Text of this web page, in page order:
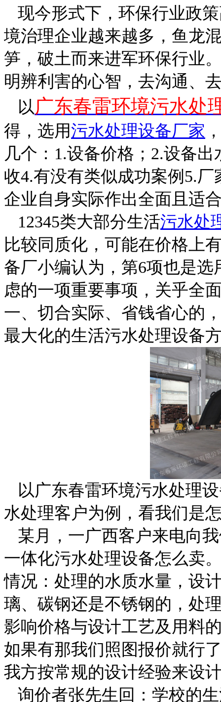
现今形式下，环保行业政
境治理企业越来越多，鱼龙
笋，破土而来进军环保行业
明辨利害的心智，去沟通、
以广东春雷环境污水处
得，选用污水处理设备厂家
几个： 1.设备价格； 2.设备出
收4.有没有类似成功案例 5.厂
企业自身实际作出全面且适
12345类大部分生活污水处
比较同质化，可能在价格上
备厂小编认为，第6项也是选
虑的一项重要事项，关乎全
一、切合实际、省钱省心的
最大化的生活污水处理设备
以广东春雷环境污水处理
水处理客户为例，看我们是
某月，一广西客户来电向
一体化污水处理设备怎么卖
情况：处理的水质水量，设
璃、碳钢还是不锈钢的，处
影响价格与设计工艺及用料
如果有那我们照图报价就行
我方按常规的设计经验来设
询价者张先生回：学校的